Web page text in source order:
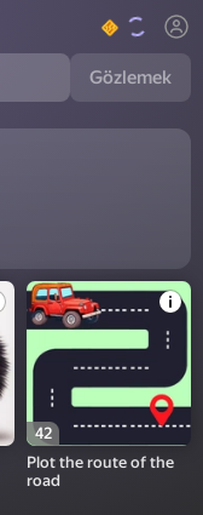
Gözlemek
42
Plot the route of the
road